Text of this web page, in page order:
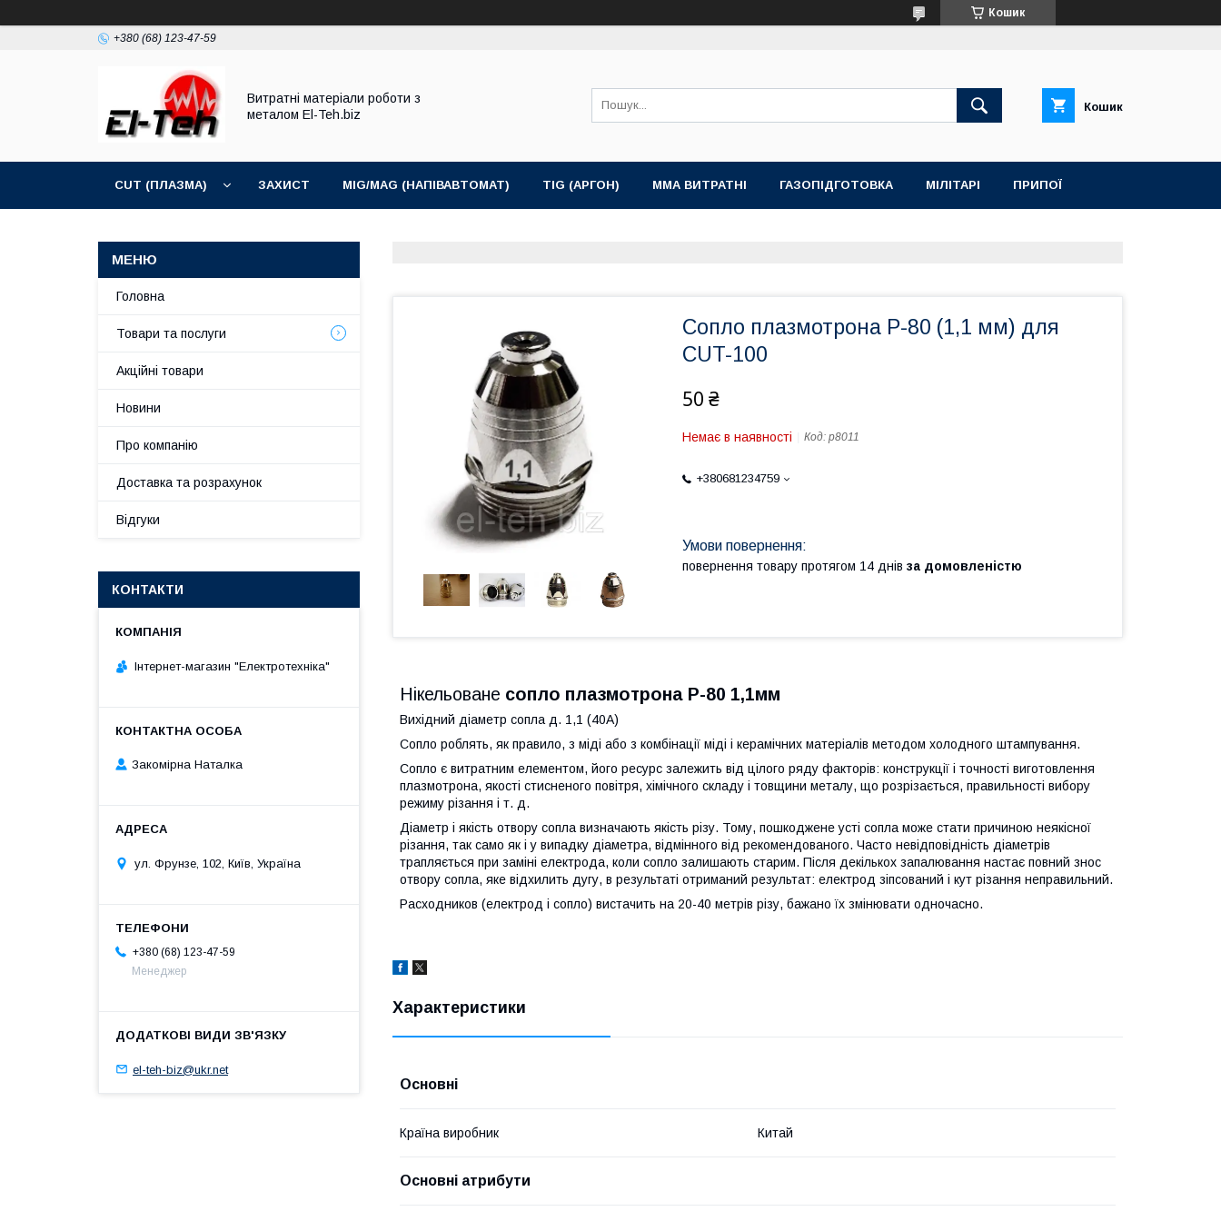
Кошик
+380 (68) 123-47-59
Витратні матеріали роботи з
металом El-Teh.biz
Кошик
CUT (ПЛАЗМА) ЗАХИСТ MIG/MAG (НАПІВАВТОМАТ) TIG (АРГОН) MMA ВИТРАТНІ ГАЗОПІДГОТОВКА МІЛІТАРІ ПРИПОЇ
Сопло плазмотрона P-80 (1,1 мм) для
CUT-100
50 ₴
Немає в наявності Код: p8011
+380681234759
повернення товару протягом 14 днів за домовленістю
Нікельоване сопло плазмотрона P-80 1,1мм
Вихідний діаметр сопла д. 1,1 (40А)
Сопло роблять, як правило, з міді або з комбінації міді і керамічних матеріалів методом холодного штампування.
Сопло є витратним елементом, його ресурс залежить від цілого ряду факторів: конструкції і точності виготовлення
плазмотрона, якості стисненого повітря, хімічного складу і товщини металу, що розрізається, правильності вибору
режиму різання і т. д.
Діаметр і якість отвору сопла визначають якість різу. Тому, пошкоджене усті сопла може стати причиною неякісної
різання, так само як і у випадку діаметра, відмінного від рекомендованого. Часто невідповідність діаметрів
трапляється при заміні електрода, коли сопло залишають старим. Після декількох запалювання настає повний знос
отвору сопла, яке відхилить дугу, в результаті отриманий результат: електрод зіпсований і кут різання неправильний.
Расходников (електрод і сопло) вистачить на 20-40 метрів різу, бажано їх змінювати одночасно.
Характеристики
Основні
Країна виробник Китай
Основні атрибути
Головна
Товари та послуги
Акційні товари
Новини
Про компанію
Доставка та розрахунок
Відгуки
КОНТАКТИ
Інтернет-магазин "Електротехніка"
Закомірна Наталка
ул. Фрунзе, 102, Київ, Україна
+380 (68) 123-47-59
Менеджер
el-teh-biz@ukr.net